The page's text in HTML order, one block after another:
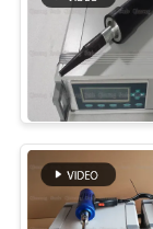
ÜBER
UNS